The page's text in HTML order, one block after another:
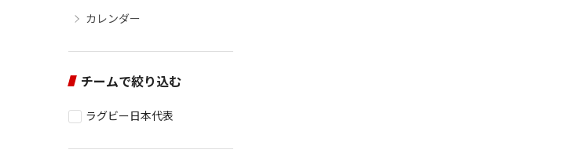
カレンダー
チームで絞り込む
ラグビー日本代表